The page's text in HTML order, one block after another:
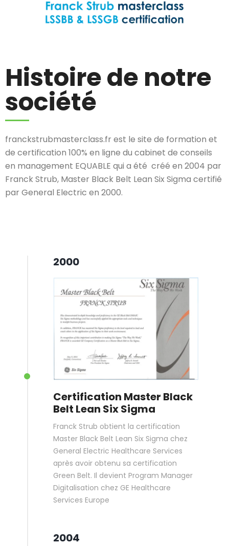
Histoire de notre
société
franckstrubmasterclass.fr est le site de formation et
de certification 100% en ligne du cabinet de conseils
en management EQUABLE qui a été créé en 2004 par
Franck Strub, Master Black Belt Lean Six Sigma certifié
par General Electric en 2000.
2000
Certification Master Black
Belt Lean Six Sigma
Franck Strub obtient la certification
Master Black Belt Lean Six Sigma chez
General Electric Healthcare Services
après avoir obtenu sa certification
Green Belt. Il devient Program Manager
Digitalisation chez GE Healthcare
Services Europe
2004